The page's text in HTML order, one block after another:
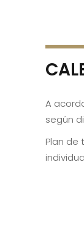
A
según
Plan de